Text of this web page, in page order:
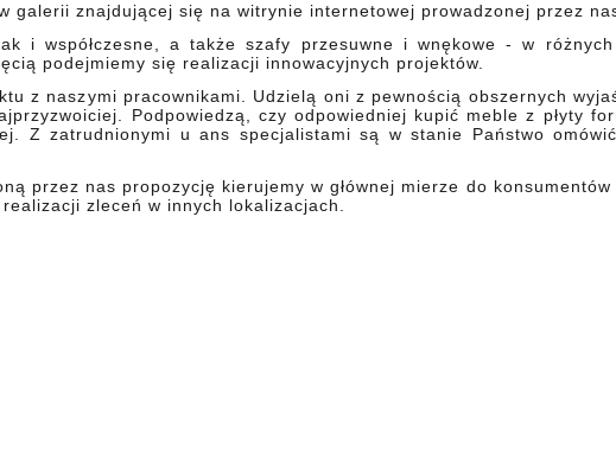
galerii znajdującej się na witrynie internetowej prowadzonej przez
i współczesne, a także szafy przesuwne i wnękowe - w
podejmiemy się realizacji innowacyjnych projektów.
z naszymi pracownikami. Udzielą oni z pewnością obszernych
Podpowiedzą, czy odpowiedniej kupić meble z płyty
Z zatrudnionymi u ans specjalistami są w stanie Państwo
przez nas propozycję kierujemy w głównej mierze do
zleceń w innych lokalizacjach.